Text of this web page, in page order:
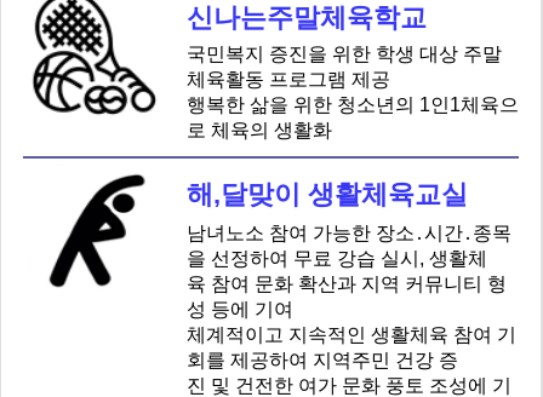
신나는주말체육학교
국민복지 증진을 위한 학생 대상 주말
체육활동 프로그램 제공
행복한 삶을 위한 청소년의 1인1체육으
로 체육의 생활화
해,달맞이 생활체육교실
남녀노소 참여 가능한 장소․시간․종목
을 선정하여 무료 강습 실시, 생활체
육 참여 문화 확산과 지역 커뮤니티 형
성 등에 기여
체계적이고 지속적인 생활체육 참여 기
회를 제공하여 지역주민 건강 증
진 및 건전한 여가 문화 풍토 조성에 기